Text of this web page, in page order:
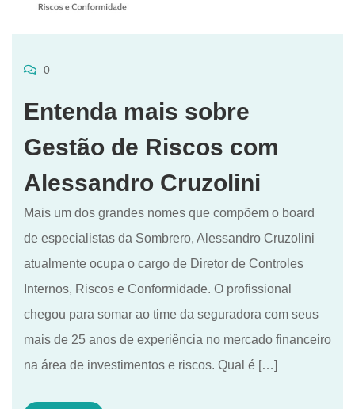
0
Entenda mais sobre
Gestão de Riscos com
Alessandro Cruzolini
Mais um dos grandes nomes que compõem o board
de especialistas da Sombrero, Alessandro Cruzolini
atualmente ocupa o cargo de Diretor de Controles
Internos, Riscos e Conformidade. O profissional
chegou para somar ao time da seguradora com seus
mais de 25 anos de experiência no mercado financeiro
na área de investimentos e riscos. Qual é […]